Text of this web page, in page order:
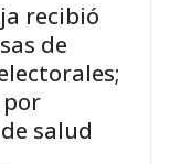
recibió
de
salud